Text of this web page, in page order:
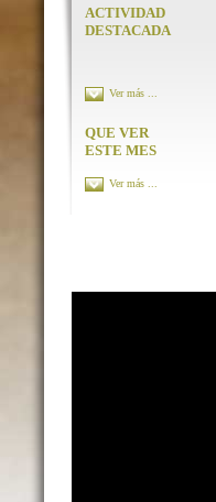
ACTIVIDAD
DESTACADA
Ver más ...
QUE VER
ESTE MES
Ver más ...